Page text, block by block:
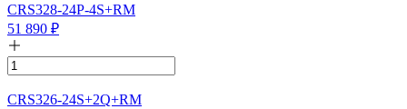
CRS328-24P-4S+RM
51 890 ₽
CRS326-24S+2Q+RM